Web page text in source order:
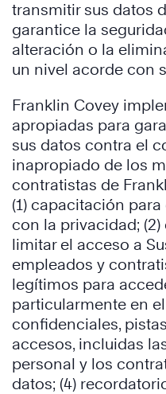
transmitir sus datos
garantice la
alteración o la
un nivel acorde con
Franklin Covey
apropiadas para
sus datos contra el
inapropiado de los
contratistas de
(1) capacitación
con la privacidad;
limitar el acceso a
empleados y
legítimos para
particularmente en
confidenciales,
accesos, incluidas
personal y los
datos; (4)